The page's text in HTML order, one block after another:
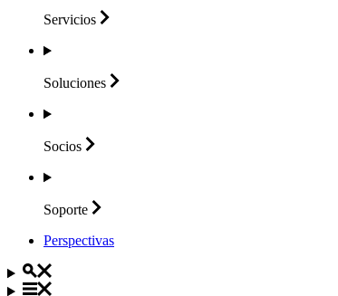
Servicios
Soluciones
Socios
Soporte
Perspectivas